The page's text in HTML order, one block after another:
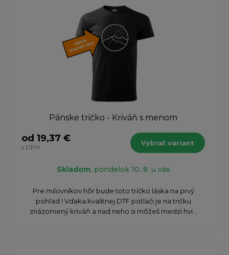
Pánske tričko - Kriváň s menom
od 19,37 €
s DPH
Vybrať variant
Skladom, pondelok 10. 8. u vás
Pre milovníkov hôr bude toto tričko láska na prvý
pohľad ! Vďaka kvalitnej DTF potlači je na tričku
znázornený kriváň a nad neho si môžeš medzi hvi...